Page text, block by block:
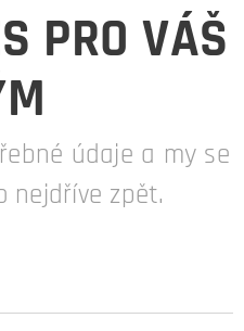
PRO VÁŠ
údaje a my se
nejdříve zpět.